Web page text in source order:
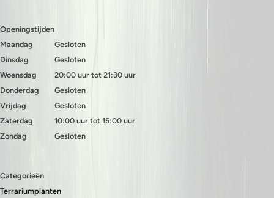
Openingstijden
Maandag
Dinsdag
Woensdag
Donderdag
Vrijdag
Zaterdag
Zondag
Gesloten
Gesloten
20:00 uur tot 21:30 uur
Gesloten
Gesloten
10:00 uur tot 15:00 uur
Gesloten
Categorieën
Terrariumplanten